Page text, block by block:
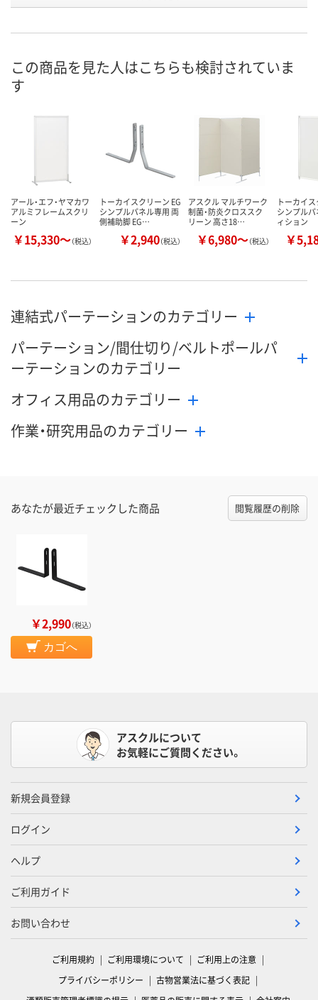
KE09664 1634605 1634599
在庫 お取り寄せ品 あり あり
お届け日
カゴへ
この商品を見た人はこちらも検討されていま
す
アール・エフ・ヤマカワ
アルミフレームスクリ
ーン
￥15,330～（税込）
トーカイスクリーン EG
シンプルパネル専用 両
側補助脚 EG…
￥2,940（税込）
アスクル マルチワーク
制菌・防炎クロススク
リーン 高さ18…
￥6,980～（税込）
トーカイ
シンプル
ィション
￥
連結式パーテーションのカテゴリー
パーテーション/間仕切り/ベルトポールパ
ーテーションのカテゴリー
オフィス用品のカテゴリー
作業・研究用品のカテゴリー
あなたが最近チェックした商品 閲覧履歴の削除
￥2,990（税込）
カゴへ
アスクルについて
お気軽にご質問ください。
新規会員登録
ログイン
ヘルプ
ご利用ガイド
お問い合わせ
ご利用規約 ご利用環境について
ご利用上の注意
プライバシーポリシー
古物営業法に基づく表記